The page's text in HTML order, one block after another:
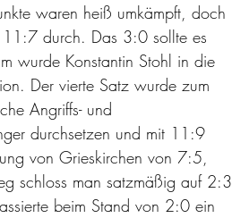
waren heiß umkämpft, doch
durch. Das 3:0 sollte es
wurde Konstantin Stohl in die
Der vierte Satz wurde zum
Angriffs- und
durchsetzen und mit 11:9
von Grieskirchen von 7:5,
schloss man satzmäßig auf 2:3
beim Stand von 2:0 ein